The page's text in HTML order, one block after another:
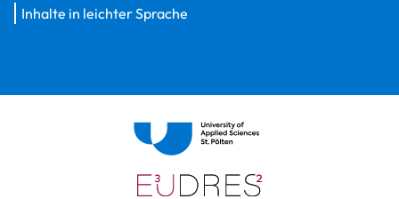
Inhalte in leichter Sprache